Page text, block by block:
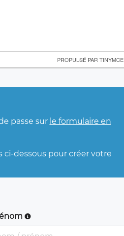
PROPULSÉ PAR TINYMCE
passe sur le formulaire en
dessous pour créer votre